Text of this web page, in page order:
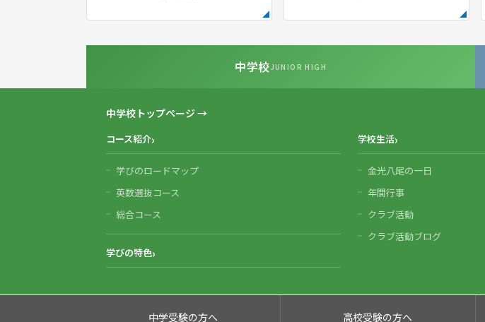
中学校JUNIOR HIGH
中学校トップページ →
コース紹介
学びのロードマップ
英数選抜コース
総合コース
学びの特色
学校生活
金光八尾の一日
年間行事
クラブ活動
クラブ活動ブログ
中学受験の方へ 高校受験の方へ